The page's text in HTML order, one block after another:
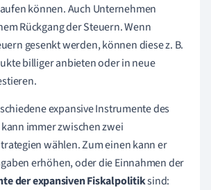
können. Auch Unternehmen
Rückgang der Steuern. Wenn
gesenkt werden, können diese z. B.
billiger anbieten oder in neue
expansive Instrumente des
immer zwischen zwei
wählen. Zum einen kann er
erhöhen, oder die Einnahmen der
der expansiven Fiskalpolitiksind: